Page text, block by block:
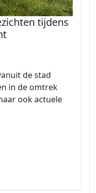
tijdens
de stad
in de omtrek
ook actuele